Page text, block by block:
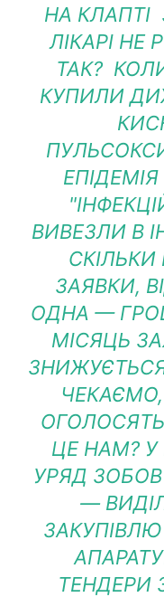
НА КЛАПТІ
ЛІКАРІ
ТАК?
КУПИЛИ
ВИВЕЗЛИ В
ЗАЯВКИ,
ОДНА —
МІСЯЦЬ
ЦЕ НАМ? У
УРЯД
—
ТЕНДЕРИ